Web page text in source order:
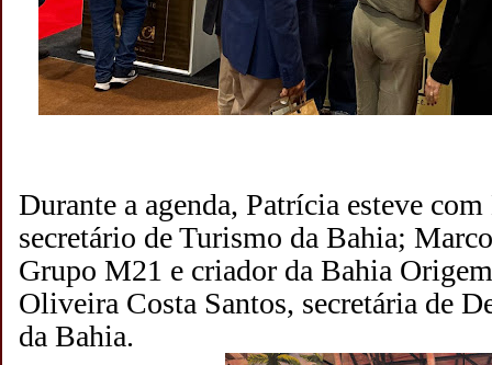
Durante a agenda, Patrícia esteve
secretário de Turismo da Bahia;
Grupo M21 e criador da Bahia
Oliveira Costa Santos, secretária de
da Bahia.